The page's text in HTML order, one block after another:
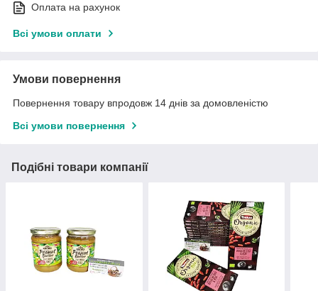
Оплата на рахунок
Всі умови оплати
Умови повернення
Повернення товару впродовж 14 днів за домовленістю
Всі умови повернення
Подібні товари компанії